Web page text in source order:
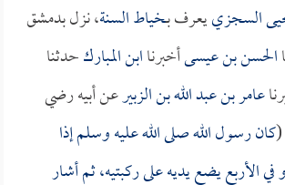
السجزييعرف بـخياط السنة، نزل بدمشق
الحسن بن عيسىأخبرناابن المباركحدثنا
عامر بن عبد الله بن الزبيرعن أبيه رضي
(كان رسول الله صلى الله عليه وسلم إذا
الأربع يضع يديه على ركبتيه، ثم أشار